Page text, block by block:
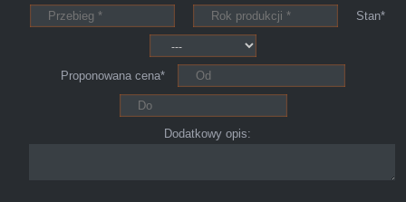
aut s-car.pl. Zadzwoniłem pod nr tel 703 403
025 po ok trzech godzinach przyjechało dwóch
młodych kulturalnych panów przy kawie w
ciągu 15min odkupili ode mnie samochód.
Polecam pewna i profesjonalna firma maja
konto na Facebooku .
Stan*
Proponowana cena*
Dodatkowy opis: